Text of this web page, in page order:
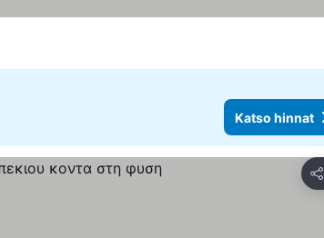
Katso hinnat
Jaa